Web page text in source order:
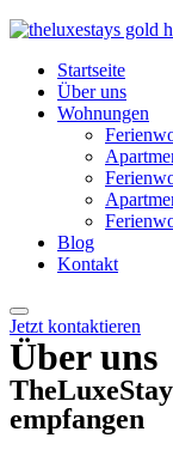
Startseite
Über uns
Wohnungen
Blog
Kontakt
Jetzt kontaktieren
Über uns
empfangen